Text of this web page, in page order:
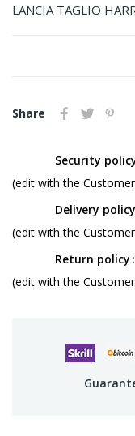
LANCIA TAGLIO
Share
Security
(edit with the
Delivery policy
(edit with the
Return policy
(edit with the